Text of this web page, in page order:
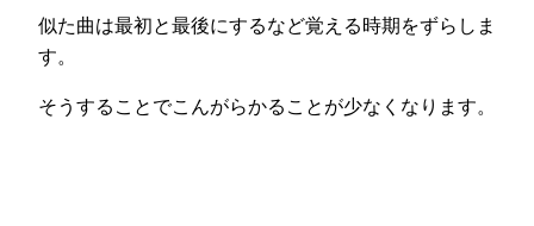
似た曲は最初と最後にするなど覚える時期をずらしま
す。
そうすることでこんがらかることが少なくなります。